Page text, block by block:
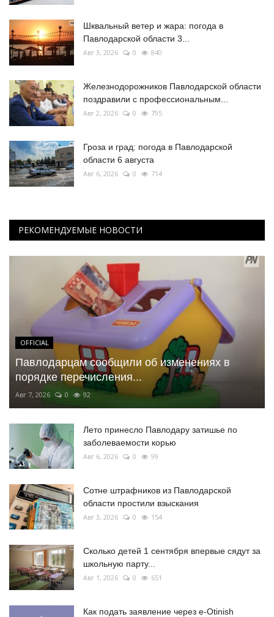
Шквальный ветер и жара: погода в
Павлодарской области 3...
Авг 3, 2026 0 840
Железнодорожников Павлодарской области
поздравили с профессиональным...
Авг 2, 2026 0 795
Гроза и град: погода в Павлодарской
области 6 августа
Авг 6, 2026 0 714
РЕКОМЕНДУЕМЫЕ НОВОСТИ
OFFICIAL
Павлодарцам сообщили об изменениях в
порядке перечисления...
Авг 7, 2026 0 92
Лето принесло Павлодару затишье по
заболеваемости корью
Авг 6, 2026 0 99
Сотне штрафников из Павлодарской
области простили взыскания
Авг 3, 2026 0 154
Сколько детей 1 сентября впервые сядут за
школьную парту...
Авг 1, 2026 0 651
Как подать заявление через e-Otinish